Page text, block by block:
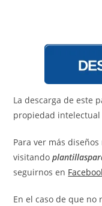
La descarga de este
propiedad intelectual
Para ver más
visitando
seguirnos en
En el caso de que no